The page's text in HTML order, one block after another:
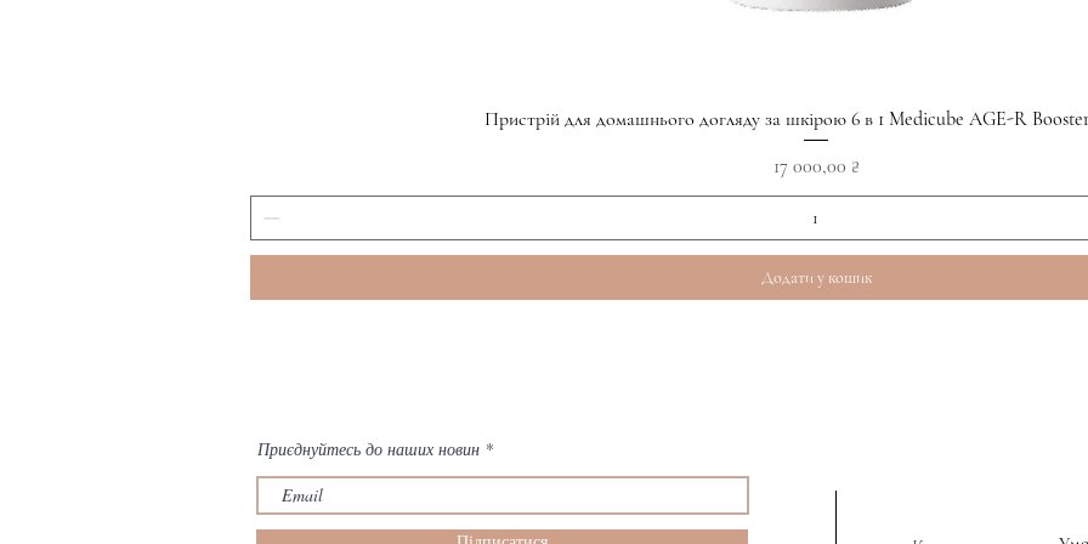
Швидкий перегляд
Пристрій для домашнього догляду за шкірою 6 в 1 Medicube AGE-R
Ціна
17 000,00 ₴
Додати у кошик
Приєднуйтесь до наших новин